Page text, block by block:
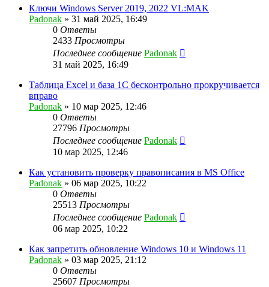
Ключи Windows Server 2019, 2022 VL:MAK⁠⁠
Padonak » 31 май 2025, 16:49
0 Ответы
2433 Просмотры
Последнее сообщение Padonak
31 май 2025, 16:49
Таблица Excel и база 1С бесконтрольно прокручивается
вправо
Padonak » 10 мар 2025, 12:46
0 Ответы
27796 Просмотры
Последнее сообщение Padonak
10 мар 2025, 12:46
Как установить проверку правописания в MS Office
Padonak » 06 мар 2025, 10:22
0 Ответы
25513 Просмотры
Последнее сообщение Padonak
06 мар 2025, 10:22
Как запретить обновление Windows 10 и Windows 11
Padonak » 03 мар 2025, 21:12
0 Ответы
25607 Просмотры